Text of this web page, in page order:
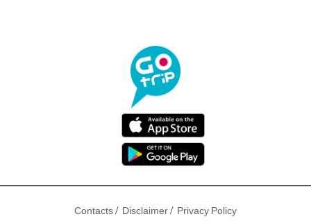
Contacts/ Disclaimer/ Privacy Policy